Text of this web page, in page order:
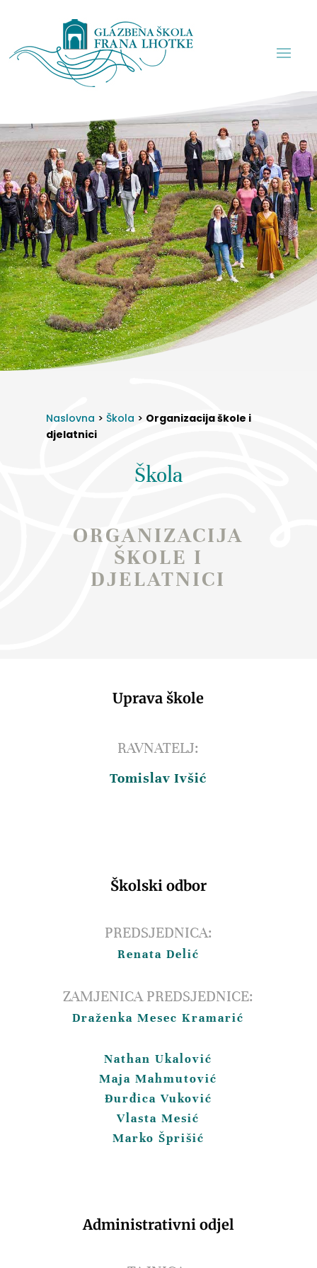
Naslovna > Škola > Organizacija škole i
djelatnici
Škola
ORGANIZACIJA
ŠKOLE I
DJELATNICI
Uprava škole
RAVNATELJ:
Tomislav Ivšić
Školski odbor
PREDSJEDNICA:
Renata Delić
ZAMJENICA PREDSJEDNICE:
Draženka Mesec Kramarić
Nathan Ukalović
Maja Mahmutović
Đurđica Vuković
Vlasta Mesić
Marko Šprišić
Administrativni odjel